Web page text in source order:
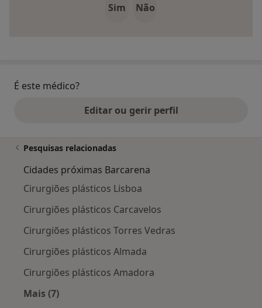
Sim Não
É este médico?
Editar ou gerir perfil
Pesquisas relacionadas
Cidades próximas Barcarena
Cirurgiões plásticos Lisboa
Cirurgiões plásticos Carcavelos
Cirurgiões plásticos Torres Vedras
Cirurgiões plásticos Almada
Cirurgiões plásticos Amadora
Mais (7)